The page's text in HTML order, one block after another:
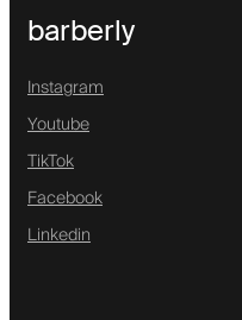
barberly
Instagram
Youtube
TikTok
Facebook
Linkedin